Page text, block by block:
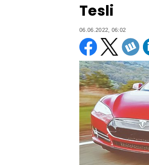
Tesli
06.06.2022, 06:02